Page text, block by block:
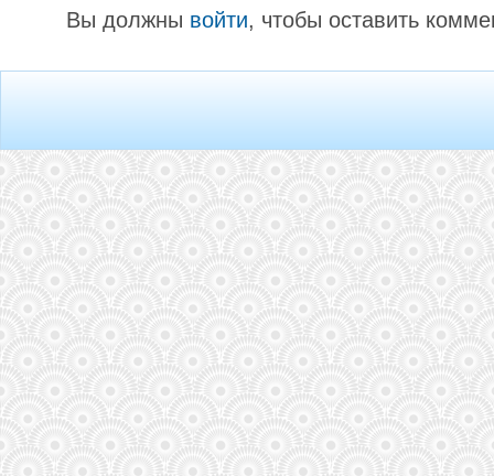
Вы должны войти, чтобы оставить